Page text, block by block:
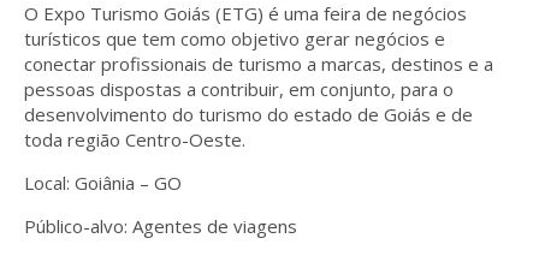
O Expo Turismo Goiás (ETG) é uma feira de negócios
turísticos que tem como objetivo gerar negócios e
conectar profissionais de turismo a marcas, destinos e a
pessoas dispostas a contribuir, em conjunto, para o
desenvolvimento do turismo do estado de Goiás e de
toda região Centro-Oeste.
Local: Goiânia – GO
Público-alvo: Agentes de viagens